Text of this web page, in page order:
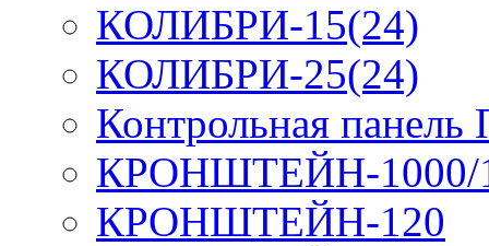
КОЛИБРИ-15(24)
КОЛИБРИ-25(24)
Контрольная
КРОНШТЕЙН-1000/
КРОНШТЕЙН-120